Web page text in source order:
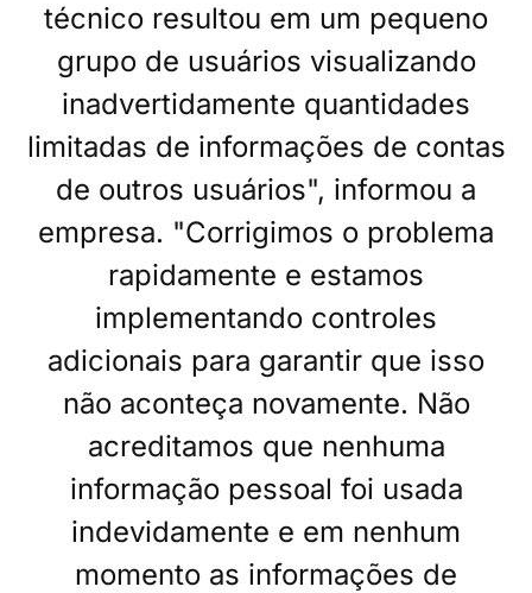
técnico resultou em um pequeno
grupo de usuários visualizando
inadvertidamente quantidades
limitadas de informações de contas
de outros usuários", informou a
empresa. "Corrigimos o problema
rapidamente e estamos
implementando controles
adicionais para garantir que isso
não aconteça novamente. Não
acreditamos que nenhuma
informação pessoal foi usada
indevidamente e em nenhum
momento as informações de